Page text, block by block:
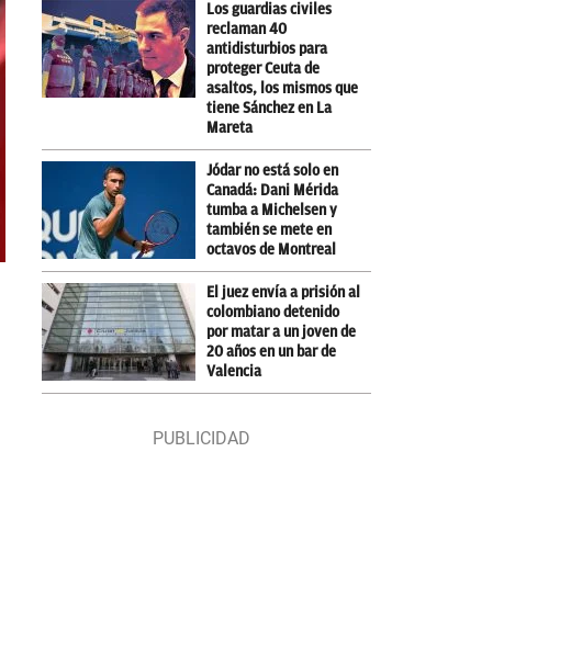
Los guardias civiles
reclaman 40
antidisturbios para
proteger Ceuta de
asaltos, los mismos que
tiene Sánchez en La
Mareta
Jódar no está solo en
Canadá: Dani Mérida
tumba a Michelsen y
también se mete en
octavos de Montreal
El juez envía a prisión al
colombiano detenido
por matar a un joven de
20 años en un bar de
Valencia